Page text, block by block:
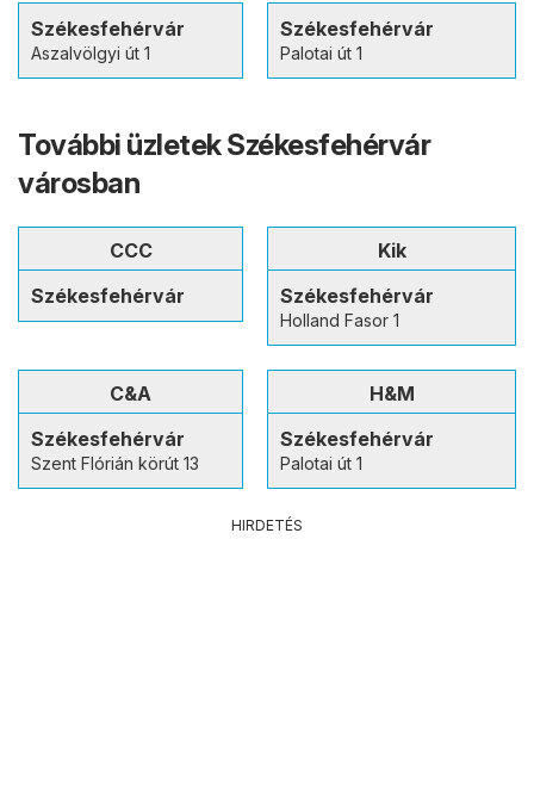
Székesfehérvár
Aszalvölgyi út 1
Székesfehérvár
Palotai út 1
További üzletek Székesfehérvár
városban
CCC
Székesfehérvár
Kik
Székesfehérvár
Holland Fasor 1
C&A
Székesfehérvár
Szent Flórián körút 13
H&M
Székesfehérvár
Palotai út 1
HIRDETÉS